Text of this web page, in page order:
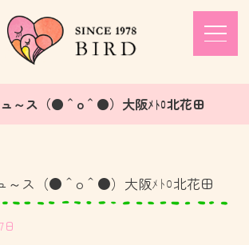
～ス（●＾o＾●）大阪ﾒﾄﾛ北花田
～ス（●＾o＾●）大阪ﾒﾄﾛ北花田
日